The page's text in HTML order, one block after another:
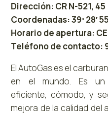
Dirección: CR N-521, 45
Coordenadas: 39º 28′
Horario de apertura:
Teléfono de contacto:
El AutoGas es el
en el mundo. Es un
eficiente, cómodo, y
mejora de la calidad del